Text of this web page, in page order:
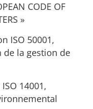
CODE OF
»
ISO 50001,
de la gestion de
14001,